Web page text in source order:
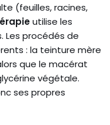
(feuilles, racines,
utilise les
Les procédés de
: la teinture mère
que le macérat
végétale.
ses propres